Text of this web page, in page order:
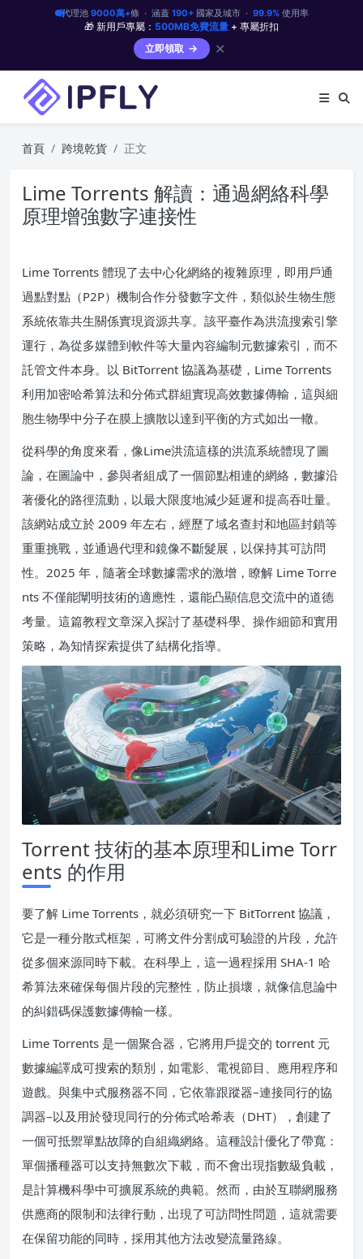
代理池 9000萬+條 · 涵蓋 190+國家及城市 · 99.9%使用率
🎁 新用戶專屬： 500MB免費流量 + 專屬折扣
立即領取
✕
首頁 跨境乾貨 正文
Lime Torrents 解讀：通過網絡科學
原理增強數字連接性
Lime Torrents 體現了去中心化網絡的複雜原理，即用戶通
過點對點（P2P）機制合作分發數字文件，類似於生物生態
系統依靠共生關係實現資源共享。該平臺作為洪流搜索引擎
運行，為從多媒體到軟件等大量內容編制元數據索引，而不
託管文件本身。以 BitTorrent 協議為基礎，Lime Torrents
利用加密哈希算法和分佈式群組實現高效數據傳輸，這與細
胞生物學中分子在膜上擴散以達到平衡的方式如出一轍。
從科學的角度來看，像Lime洪流這樣的洪流系統體現了圖
論，在圖論中，參與者組成了一個節點相連的網絡，數據沿
著優化的路徑流動，以最大限度地減少延遲和提高吞吐量。
該網站成立於 2009 年左右，經歷了域名查封和地區封鎖等
重重挑戰，並通過代理和鏡像不斷髮展，以保持其可訪問
性。2025 年，隨著全球數據需求的激增，瞭解 Lime Torre
nts 不僅能闡明技術的適應性，還能凸顯信息交流中的道德
考量。這篇教程文章深入探討了基礎科學、操作細節和實用
策略，為知情探索提供了結構化指導。
Torrent 技術的基本原理和Lime Torr
ents 的作用
要了解 Lime Torrents，就必須研究一下 BitTorrent 協議，
它是一種分散式框架，可將文件分割成可驗證的片段，允許
從多個來源同時下載。在科學上，這一過程採用 SHA-1 哈
希算法來確保每個片段的完整性，防止損壞，就像信息論中
的糾錯碼保護數據傳輸一樣。
Lime Torrents 是一個聚合器，它將用戶提交的 torrent 元
數據編譯成可搜索的類別，如電影、電視節目、應用程序和
遊戲。與集中式服務器不同，它依靠跟蹤器–連接同行的協
調器–以及用於發現同行的分佈式哈希表（DHT），創建了
一個可抵禦單點故障的自組織網絡。這種設計優化了帶寬：
單個播種器可以支持無數次下載，而不會出現指數級負載，
是計算機科學中可擴展系統的典範。然而，由於互聯網服務
供應商的限制和法律行動，出現了可訪問性問題，這就需要
在保留功能的同時，採用其他方法改變流量路線。